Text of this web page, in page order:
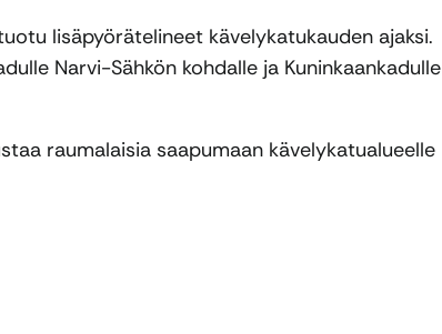
lisäpyörätelineet kävelykatukauden ajaksi.
Narvi-Sähkön kohdalle ja Kuninkaankadulle
raumalaisia saapumaan kävelykatualueelle